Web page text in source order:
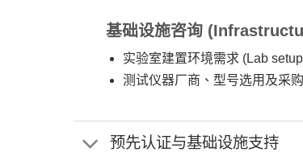
基础设施咨询
实验室建置环境需求 (Lab
测试仪器厂商、型号选用及采
预先认证与基础设施支持